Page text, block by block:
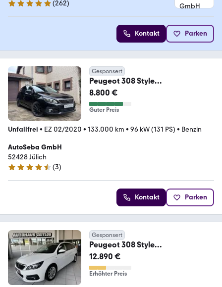
4.8 Sterne
(262)
Kontakt Parken
Gesponsert
Peugeot 308 Style
PureTech*Panoramadach*Apple
& Android
8.800 €
Guter Preis
Unfallfrei • EZ 02/2020 • 133.000 km • 96 kW (131 PS) • Benzin
AutoSeba GmbH
52428 Jülich
4.4 Sterne
(3)
Kontakt Parken
Gesponsert
Peugeot 308 Style
*Panorama*Kamera*CarPlay*Na
vi*SHZ*PDC*
12.890 €
Erhöhter Preis